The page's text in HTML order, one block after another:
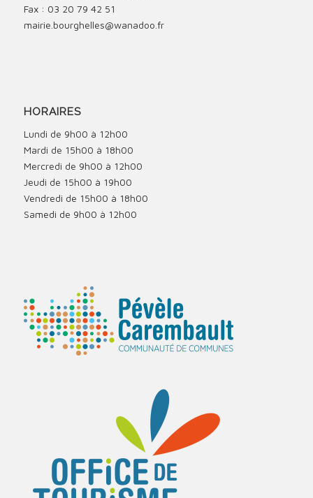
Fax : 03 20 79 42 51
mairie.bourghelles@wanadoo.fr
HORAIRES
Lundi de 9h00 à 12h00
Mardi de 15h00 à 18h00
Mercredi de 9h00 à 12h00
Jeudi de 15h00 à 19h00
Vendredi de 15h00 à 18h00
Samedi de 9h00 à 12h00